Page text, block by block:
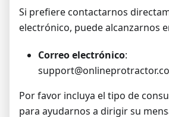
Si prefiere contactarnos
electrónico, puede alcanzarnos
Correo electrónico:
Por favor incluya el tipo de
para ayudarnos a dirigir su